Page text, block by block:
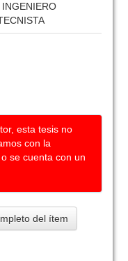
esta tesis no
con la
se cuenta con un
del ítem